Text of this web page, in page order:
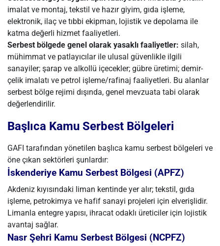
imalat ve montaj, tekstil ve hazır giyim, gıda işleme,
elektronik, ilaç ve tıbbi ekipman, lojistik ve depolama ile
katma değerli hizmet faaliyetleri.
Serbest bölgede genel olarak yasaklı faaliyetler: silah,
mühimmat ve patlayıcılar ile ulusal güvenlikle ilgili
sanayiler; şarap ve alkollü içecekler; gübre üretimi; demir-
çelik imalatı ve petrol işleme/rafinaj faaliyetleri. Bu alanlar
serbest bölge rejimi dışında, genel mevzuata tabi olarak
değerlendirilir.
Başlıca Kamu Serbest Bölgeleri
GAFI tarafından yönetilen başlıca kamu serbest bölgeleri ve
öne çıkan sektörleri şunlardır:
İskenderiye Kamu Serbest Bölgesi (APFZ)
Akdeniz kıyısındaki liman kentinde yer alır; tekstil, gıda
işleme, petrokimya ve hafif sanayi projeleri için elverişlidir.
Limanla entegre yapısı, ihracat odaklı üreticiler için lojistik
avantaj sağlar.
Nasr Şehri Kamu Serbest Bölgesi (NCPFZ)